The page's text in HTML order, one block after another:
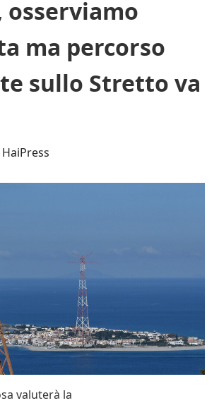
ma percorso
sullo Stretto va
HaiPress
valuterà la